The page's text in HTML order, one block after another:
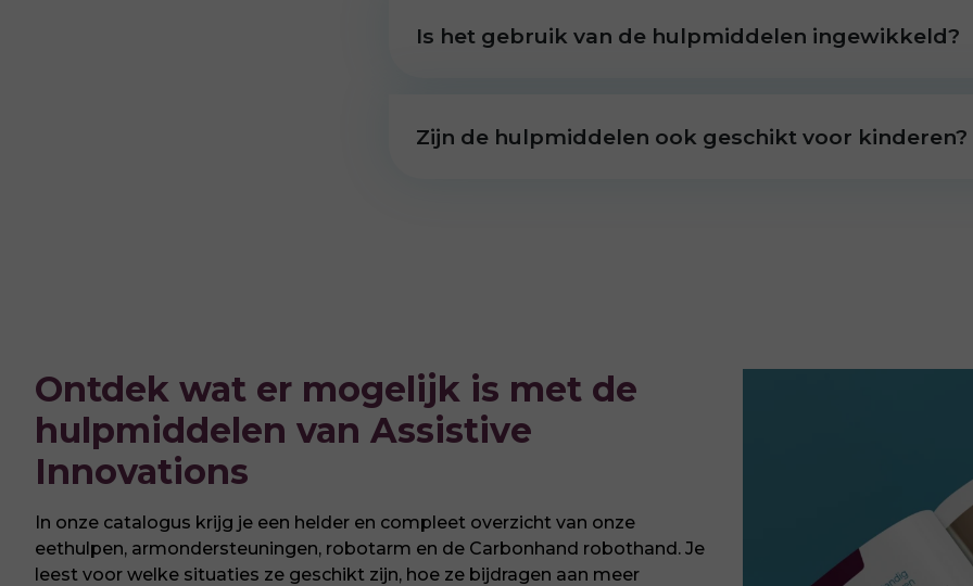
Is het gebruik van de hulpmiddelen ingewikkeld?
Zijn de hulpmiddelen ook geschikt voor kinderen?
Ontdek wat er mogelijk is met de
hulpmiddelen van Assistive
Innovations
In onze catalogus krijg je een helder en compleet overzicht van onze
eethulpen, armondersteuningen, robotarm en de Carbonhand robothand. Je
leest voor welke situaties ze geschikt zijn, hoe ze bijdragen aan meer